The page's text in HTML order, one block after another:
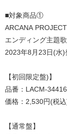
■対象商品①
ARCANA
エンディング主題
2023年8月23日(水)
【初回限定盤)】
品番：LACM-
価格：2,530円(税
【通常盤】